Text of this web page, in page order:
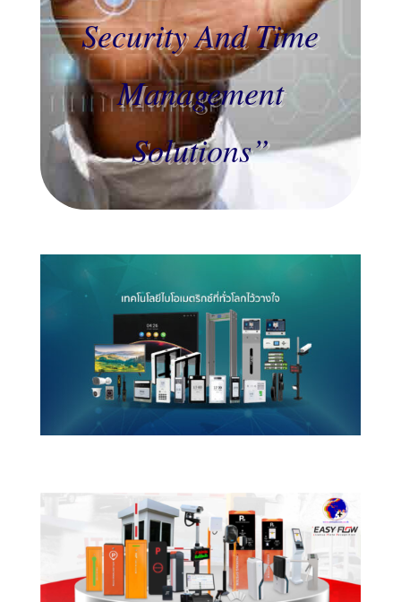
Security And Time
Management
Solutions”